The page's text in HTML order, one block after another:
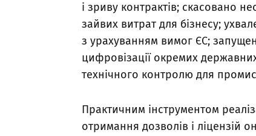
і зриву контрактів; скасовано
зайвих витрат для бізнесу;
з урахуванням вимог ЄС;
цифровізації окремих
технічного контролю для
Практичним інструментом
отримання дозволів і ліцензій